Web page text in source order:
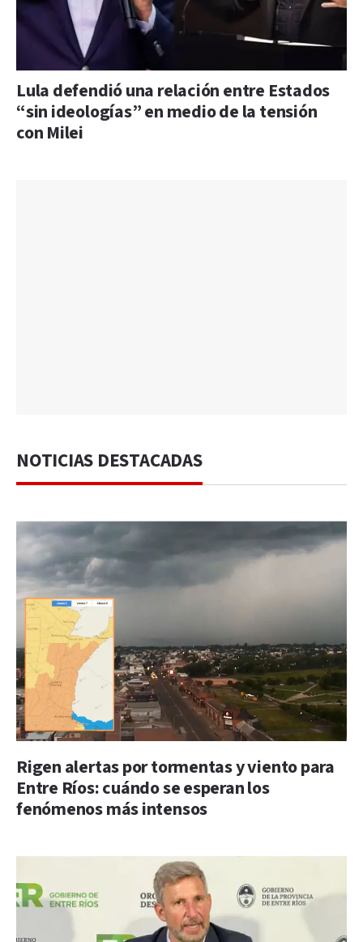
Lula defendió una relación entre Estados
“sin ideologías” en medio de la tensión
con Milei
NOTICIAS DESTACADAS
Rigen alertas por tormentas y viento para
Entre Ríos: cuándo se esperan los
fenómenos más intensos